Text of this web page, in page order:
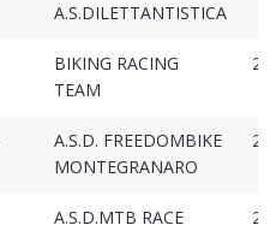
A.S.DILETTANTISTICA
BIKING RACING
TEAM
A.S.D. FREEDOMBIKE
MONTEGRANARO
A.S.D.MTB RACE